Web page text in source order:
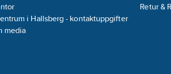
i Hallsberg - kontaktuppgifter
media
Retur &